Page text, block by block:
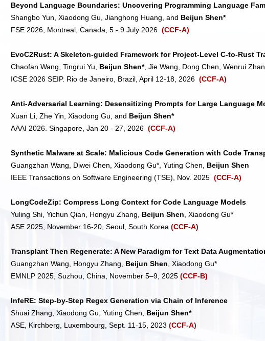
Beyond Language Boundaries: Uncovering Programming Language
Shangbo Yun, Xiaodong Gu, Jianghong Huang, and Beijun Shen*
FSE 2026, Montreal, Canada, 5 - 9 July 2026(CCF-A)
EvoC2Rust: A Skeleton-guided Framework for Project-Level C-to-Rust
Chaofan Wang, Tingrui Yu, Beijun Shen*, Jie Wang, Dong Chen, Wenrui
ICSE 2026 SEIP. Rio de Janeiro, Brazil, April 12-18, 2026(CCF-A)
Anti-Adversarial Learning: Desensitizing Prompts for Large Language
Xuan Li, Zhe Yin, Xiaodong Gu, and Beijun Shen*
AAAI 2026. Singapore, Jan 20 - 27, 2026(CCF-A)
Synthetic Malware at Scale: Malicious Code Generation with Code
Guangzhan Wang, Diwei Chen, Xiaodong Gu*, Yuting Chen, Beijun Shen
IEEE Transactions on Software Engineering (TSE), Nov. 2025(CCF-A)
LongCodeZip: Compress Long Context for Code Language Models
Yuling Shi, Yichun Qian, Hongyu Zhang, Beijun Shen , Xiaodong Gu*
ASE 2025, November 16-20, Seoul, South Korea(CCF-A)
Transplant Then Regenerate: A New Paradigm for Text Data
Guangzhan Wang, Hongyu Zhang, Beijun Shen , Xiaodong Gu*
EMNLP 2025, Suzhou, China, November 5–9, 2025(CCF-B)
InfeRE: Step-by-Step Regex Generation via Chain of Inference
Shuai Zhang, Xiaodong Gu, Yuting Chen, Beijun Shen*
ASE, Kirchberg, Luxembourg, Sept. 11-15, 2023(CCF-A)